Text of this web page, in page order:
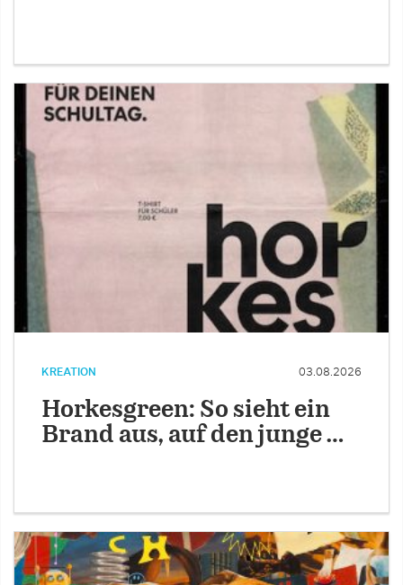
KREATION 03.08.2026
Horkesgreen: So sieht ein
Brand aus, auf den junge …